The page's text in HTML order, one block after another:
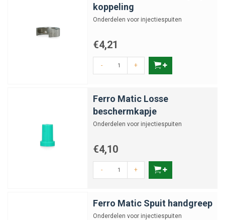
koppeling
Onderdelen voor injectiespuiten
€4,21
- +
Ferro Matic Losse
beschermkapje
Onderdelen voor injectiespuiten
€4,10
- +
Ferro Matic Spuit handgreep
Onderdelen voor injectiespuiten